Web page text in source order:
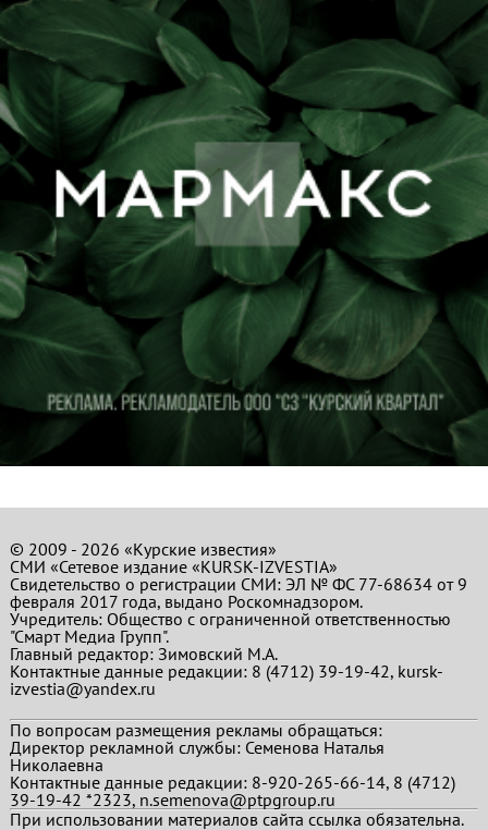
© 2009 - 2026 «Курские известия»
СМИ «Сетевое издание «KURSK-IZVESTIA»
Свидетельство о регистрации СМИ: ЭЛ № ФС 77-68634 от 9
февраля 2017 года, выдано Роскомнадзором.
Учредитель: Общество с ограниченной ответственностью
"Смарт Медиа Групп".
Главный редактор:Зимовский М.А.
Контактные данные редакции: 8 (4712) 39-19-42, kursk-
izvestia@yandex.ru
По вопросам размещения рекламы обращаться:
Директор рекламной службы: Семенова Наталья
Николаевна
Контактные данные редакции: 8-920-265-66-14, 8 (4712)
39-19-42 *2323, n.semenova@ptpgroup.ru
При использовании материалов сайта ссылка обязательна.